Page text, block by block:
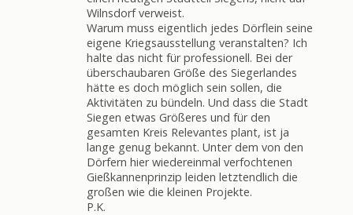
Wilnsdorf verweist.
Warum muss eigentlich jedes Dörflein seine
eigene Kriegsausstellung veranstalten? Ich
halte das nicht für professionell. Bei der
überschaubaren Größe des Siegerlandes
hätte es doch möglich sein sollen, die
Aktivitäten zu bündeln. Und dass die Stadt
Siegen etwas Größeres und für den
gesamten Kreis Relevantes plant, ist ja
lange genug bekannt. Unter dem von den
Dörfern hier wiedereinmal verfochtenen
Gießkannenprinzip leiden letztendlich die
großen wie die kleinen Projekte.
P.K.